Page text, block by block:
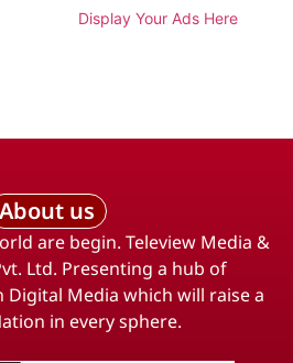
Display Your Ads Here
About us
are begin. Teleview Media &
Ltd. Presenting a hub of
Media which will raise a
in every sphere.